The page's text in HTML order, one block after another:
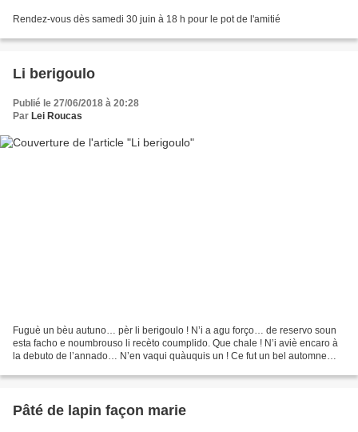
Rendez-vous dès samedi 30 juin à 18 h pour le pot de l'amitié
Li berigoulo
Publié le 27/06/2018 à 20:28
Par Lei Roucas
Fuguè un bèu autuno… pèr li berigoulo ! N’i a agu forço… de reservo soun
esta facho e noumbrouso li recèto coumplido. Que chale ! N’i aviè encaro à
la debuto de l’annado… N’en vaqui quàuquis un ! Ce fut un bel automne…
Pâté de lapin façon marie